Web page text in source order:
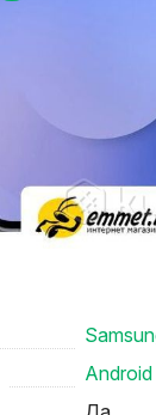
Android